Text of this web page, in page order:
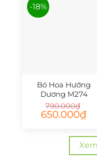
-18%
Bó Hoa Hướng
Dương M274
790.000₫
Giá
gốc
650.000₫Giá